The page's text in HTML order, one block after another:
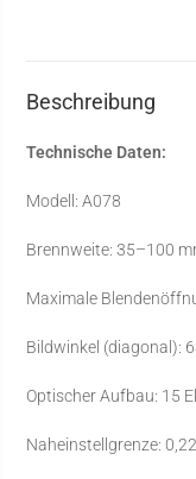
Beschreibung
Technische Daten:
Modell: A078
Brennweite: 35–100
Maximale
Bildwinkel (diagonal):
Optischer Aufbau: 15
Naheinstellgrenze: